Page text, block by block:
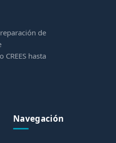
de
hasta
Navegación